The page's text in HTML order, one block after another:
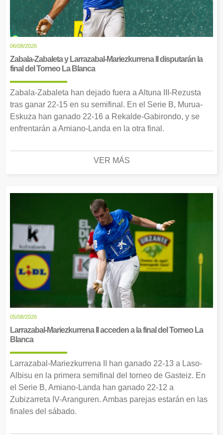
06/08/2026
Zabala-Zabaleta y Larrazabal-Mariezkurrena II disputarán la
final del Torneo La Blanca
Zabala-Zabaleta han dejado fuera a Altuna III-Rezusta
tras ganar 22-15 en su semifinal. En el Serie B, Murua-
Eskuza han ganado 22-16 a Rekalde-Gabirondo, y se
enfrentarán a Amiano-Landa en la otra final.
VER MÁS
05/08/2026
Larrazabal-Mariezkurrena II acceden a la final del Torneo La
Blanca
Larrazabal-Mariezkurrena II han ganado 22-13 a Laso-
Albisu en la primera semifinal del torneo de Gasteiz. En
el Serie B, Amiano-Landa han ganado 22-12 a
Zubizarreta IV-Aranguren. Ambas parejas estarán en las
finales del sábado.